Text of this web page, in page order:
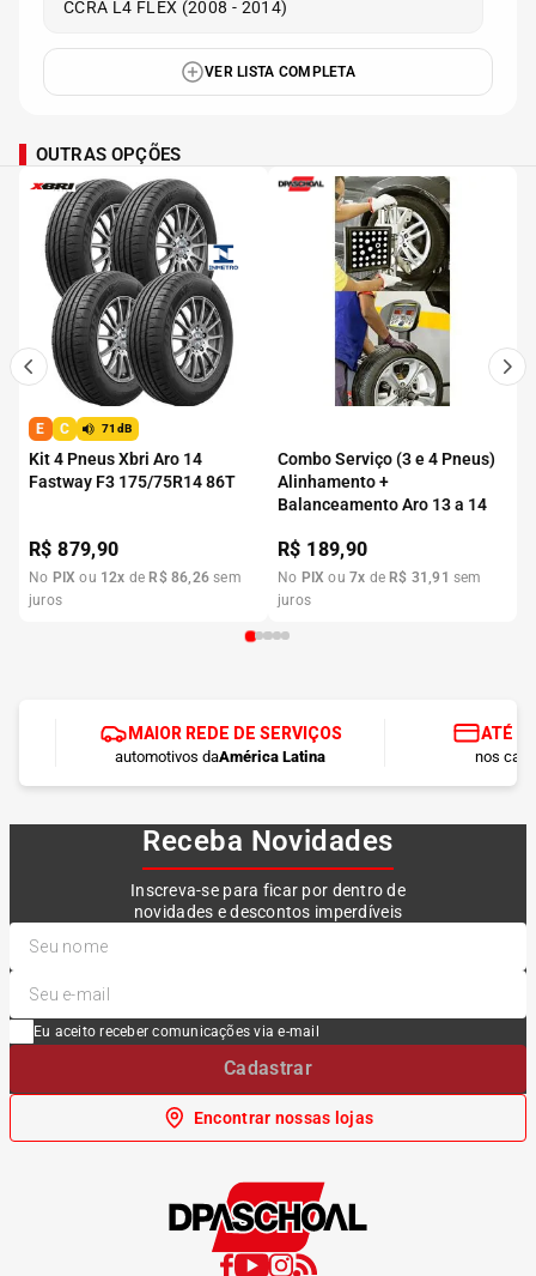
CCRA L4 FLEX (2008 - 2014)
VER LISTA COMPLETA
OUTRAS OPÇÕES
E C 71dB
Kit 4 Pneus Xbri Aro 14
Fastway F3 175/75R14 86T
R$879,90
No PIX ou 12x de R$ 86,26 sem
juros
Combo Serviço (3 e 4 Pneus)
Alinhamento +
Balanceamento Aro 13 a 14
R$ 189,90
No PIX ou7x de R$ 31 ,91 sem
juros
MAIOR REDE DE SERVIÇOS
automotivos daAmérica Latina
ATÉ
nos
Receba Novidades
Inscreva-se para ficar por dentro de
novidades e descontos imperdíveis
Eu aceito receber comunicações via e-mail
Cadastrar
Encontrar nossas lojas